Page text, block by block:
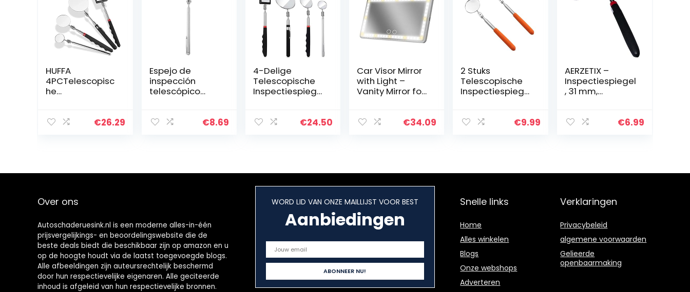
HUFFA
4PCTelescopisc
he
Flexibele
€26.29
Espejo de
inspección
telescópico
Espejo de
€8.69
4-Delige
Telescopische
Inspectiespiegel
Inspectiespiegel
€24.50
Car Visor Mirror
with Light –
Vanity Mirror for
Lighted
€34.09
2 Stuks
Telescopische
Inspectiespiegel
, Uitschuifbaar
€9.99
AERZETIX –
Inspectiespiegel
, 31 mm,
auto, motorfiets
€6.99
Over ons
Autoschaderuesink.nl is een moderne alles-in-één
prijsvergelijkings- en beoordelingswebsite die de
beste deals biedt die beschikbaar zijn op amazon en u
op de hoogte houdt via de laatst toegevoegde blogs.
Alle afbeeldingen zijn auteursrechtelijk beschermd
door hun respectievelijke eigenaren. Alle geciteerde
inhoud is afgeleid van hun respectievelijke bronnen.
WORD LID VAN ONZE MAILLIJST VOOR BEST
Aanbiedingen
Snelle links
Home
Alles winkelen
Blogs
Onze webshops
Adverteren
Verklaringen
Privacybeleid
algemene voorwaarden
Gelieerde
openbaarmaking